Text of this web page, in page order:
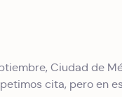
Ciudad de
cita, pero en